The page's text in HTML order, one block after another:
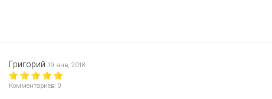
Григорий 19 янв, 2018
Комментариев: 0